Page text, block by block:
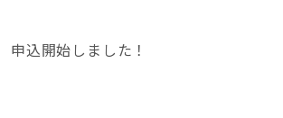
申込開始しました！